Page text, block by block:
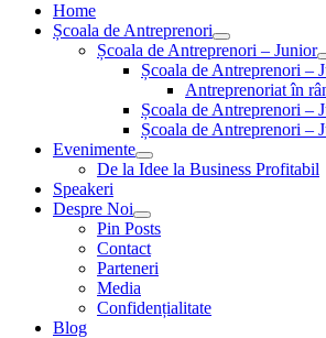
Home
Școala de Antreprenori
Școala de Antreprenori – Junior
Școala de Antreprenori –
Antreprenoriat în
Școala de Antreprenori –
Școala de Antreprenori –
Evenimente
De la Idee la Business Profitabil
Speakeri
Despre Noi
Pin Posts
Contact
Parteneri
Media
Confidențialitate
Blog